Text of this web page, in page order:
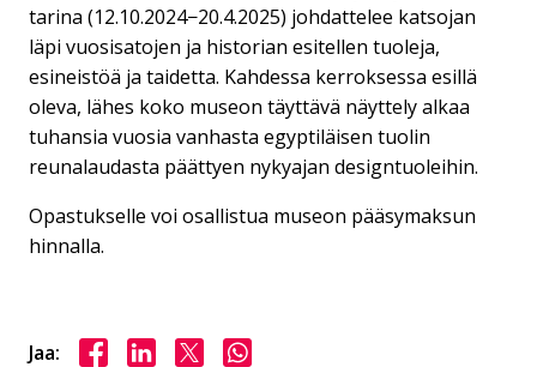
tarina (12.10.2024−20.4.2025) johdattelee katsojan
läpi vuosisatojen ja historian esitellen tuoleja,
esineistöä ja taidetta. Kahdessa kerroksessa esillä
oleva, lähes koko museon täyttävä näyttely alkaa
tuhansia vuosia vanhasta egyptiläisen tuolin
reunalaudasta päättyen nykyajan designtuoleihin.
Opastukselle voi osallistua museon pääsymaksun
hinnalla.
Jaa: Jaa Facebookissa
Jaa LinkedInissä
Jaa X:ssäJaa WhasAppissa